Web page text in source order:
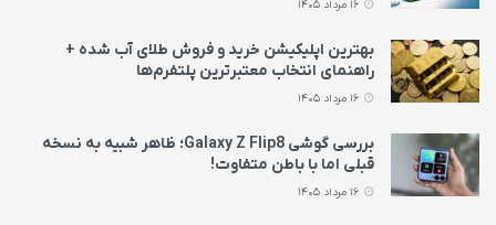
بهترین اپلیکیشن خرید و فروش طلای آب شده +
راهنمای انتخاب معتبرترین پلتفرم‌ها
بررسی گوشی Galaxy Z Flip8؛ ظاهر شبیه به نسخه
قبلی اما با باطن متفاوت!